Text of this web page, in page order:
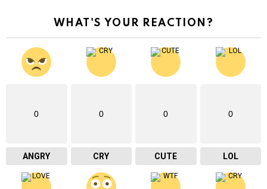
WHAT'S YOUR REACTION?
0
ANGRY
0
CRY
0
CUTE
0
LOL